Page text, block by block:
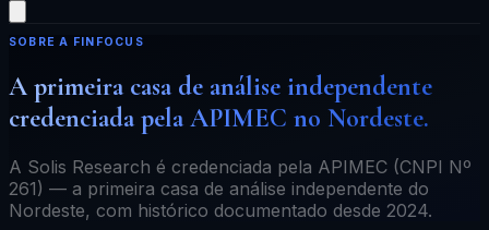
SOBRE A FINFOCUS
A primeira casa de análise independente
credenciada pela APIMEC no Nordeste.
A Solis Research é credenciada pela APIMEC (CNPI Nº
261) — a primeira casa de análise independente do
Nordeste, com histórico documentado desde 2024.